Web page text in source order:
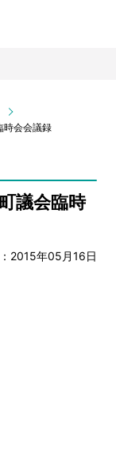
時会会議録
議会臨時
2015年05月16日